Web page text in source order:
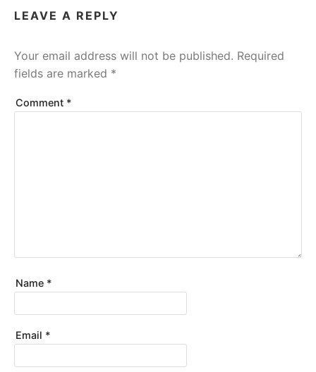
LEAVE A REPLY
Your email address will not be published. Required
fields are marked *
Comment *
Name *
Email *